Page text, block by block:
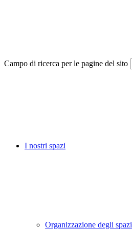
Campo di ricerca per le pagine del sito
I nostri spazi
Organizzazione degli spazi